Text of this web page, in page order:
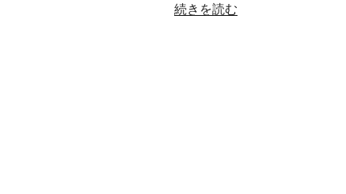
“遺
続きを読む